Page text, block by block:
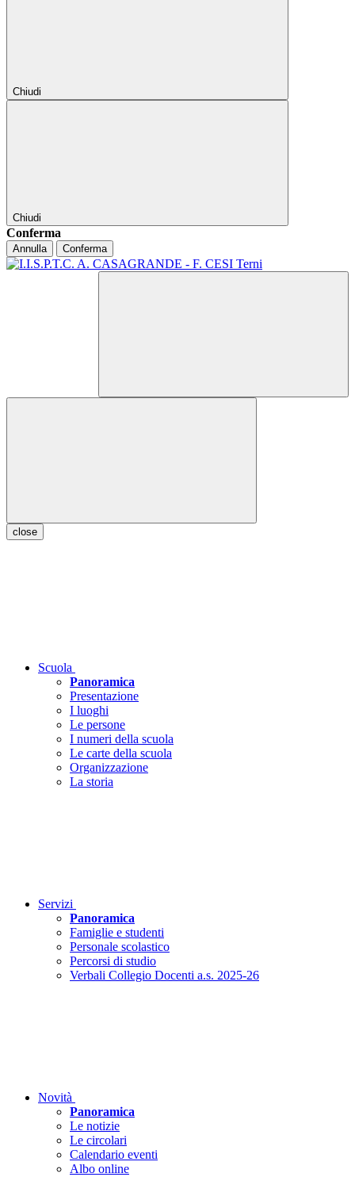
Chiudi
Chiudi
Conferma
Annulla Conferma
close
Scuola
Panoramica
Presentazione
I luoghi
Le persone
I numeri della scuola
Le carte della scuola
Organizzazione
La storia
Servizi
Panoramica
Famiglie e studenti
Personale scolastico
Percorsi di studio
Verbali Collegio Docenti a.s. 2025-26
Novità
Panoramica
Le notizie
Le circolari
Calendario eventi
Albo online